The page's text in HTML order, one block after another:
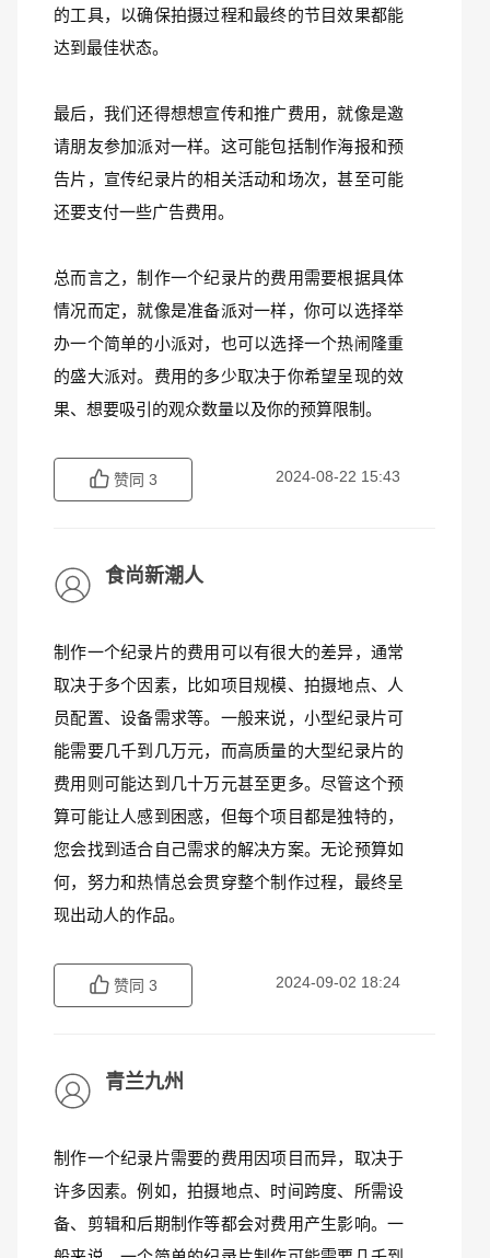
的工具，以确保拍摄过程和最终的节目效果都能
达到最佳状态。
最后，我们还得想想宣传和推广费用，就像是邀
请朋友参加派对一样。这可能包括制作海报和预
告片，宣传纪录片的相关活动和场次，甚至可能
还要支付一些广告费用。
总而言之，制作一个纪录片的费用需要根据具体
情况而定，就像是准备派对一样，你可以选择举
办一个简单的小派对，也可以选择一个热闹隆重
的盛大派对。费用的多少取决于你希望呈现的效
果、想要吸引的观众数量以及你的预算限制。
赞同 3 2024-08-22 15:43
食尚新潮人
制作一个纪录片的费用可以有很大的差异，通常
取决于多个因素，比如项目规模、拍摄地点、人
员配置、设备需求等。一般来说，小型纪录片可
能需要几千到几万元，而高质量的大型纪录片的
费用则可能达到几十万元甚至更多。尽管这个预
算可能让人感到困惑，但每个项目都是独特的，
您会找到适合自己需求的解决方案。无论预算如
何，努力和热情总会贯穿整个制作过程，最终呈
现出动人的作品。
赞同 3 2024-09-02 18:24
青兰九州
制作一个纪录片需要的费用因项目而异，取决于
许多因素。例如，拍摄地点、时间跨度、所需设
备、剪辑和后期制作等都会对费用产生影响。一